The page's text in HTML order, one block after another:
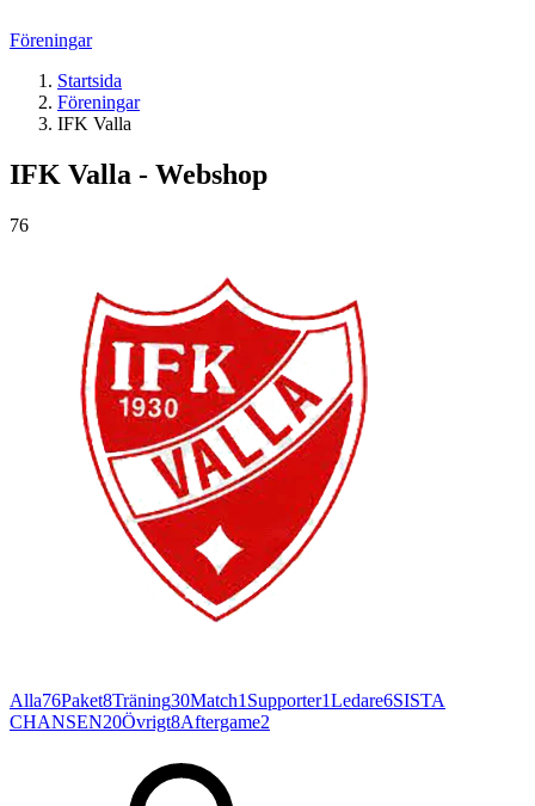
Föreningar
Startsida
Föreningar
IFK Valla
IFK Valla - Webshop
76
Alla76Paket8Träning30Match1 Supporter1Ledare6SISTA
CHANSEN20Övrigt8Aftergame2